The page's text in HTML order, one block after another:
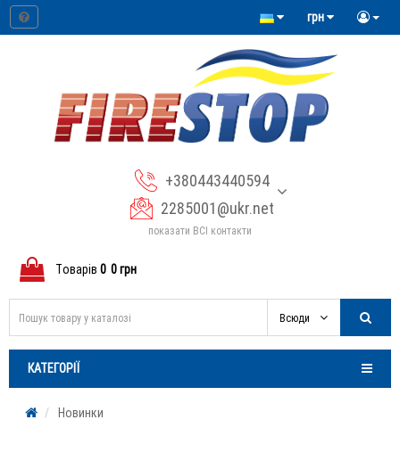
грн
+380443440594
2285001@ukr.net
показати ВСІ контакти
Tоварів 0 0 грн
Всюди
КАТЕГОРІЇ
Новинки
Мова магазину
Оберіть зручну для себе мову